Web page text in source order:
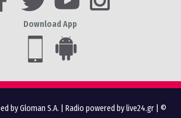
Download App
by Gloman S.A. Radio powered by live24.gr | ©